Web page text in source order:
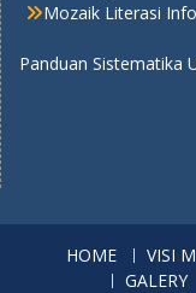
Mozaik Literasi
Panduan Sistematika
HOME VISI
GALERY